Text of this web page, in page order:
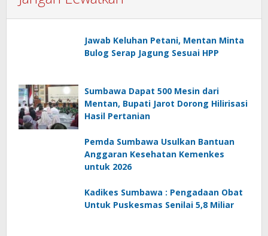
Jawab Keluhan Petani, Mentan Minta
Bulog Serap Jagung Sesuai HPP
Sumbawa Dapat 500 Mesin dari
Mentan, Bupati Jarot Dorong Hilirisasi
Hasil Pertanian
Pemda Sumbawa Usulkan Bantuan
Anggaran Kesehatan Kemenkes
untuk 2026
Kadikes Sumbawa : Pengadaan Obat
Untuk Puskesmas Senilai 5,8 Miliar